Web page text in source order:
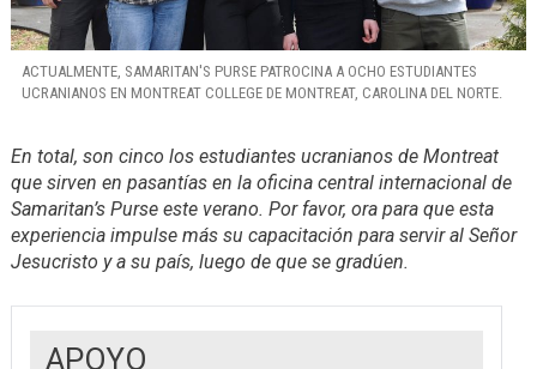
ACTUALMENTE, SAMARITAN'S PURSE PATROCINA A OCHO ESTUDIANTES
UCRANIANOS EN MONTREAT COLLEGE DE MONTREAT, CAROLINA DEL NORTE.
En total, son cinco los estudiantes ucranianos de Montreat
que sirven en pasantías en la oficina central internacional de
Samaritan’s Purse este verano. Por favor, ora para que esta
experiencia impulse más su capacitación para servir al Señor
Jesucristo y a su país, luego de que se gradúen.
APOYO